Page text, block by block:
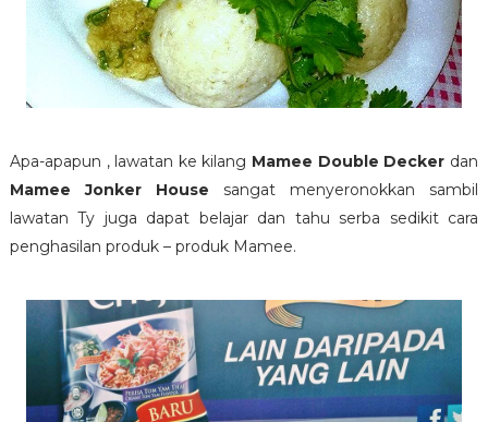
Apa-apapun , lawatan ke kilang Mamee Double Decker dan
Mamee Jonker House sangat menyeronokkan sambil
lawatan Ty juga dapat belajar dan tahu serba sedikit cara
penghasilan produk – produk Mamee.